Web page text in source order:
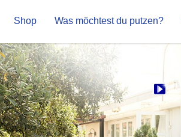
Shop Was möchtest du putzen?